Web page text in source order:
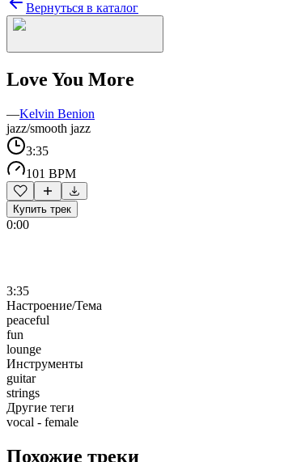
Вернуться в каталог
Love You More
—Kelvin Benion
jazz/smooth jazz
3:35
101 BPM
Купить трек
0:00
3:35
Настроение/Тема
peaceful
fun
lounge
Инструменты
guitar
strings
Другие теги
vocal - female
Похожие треки